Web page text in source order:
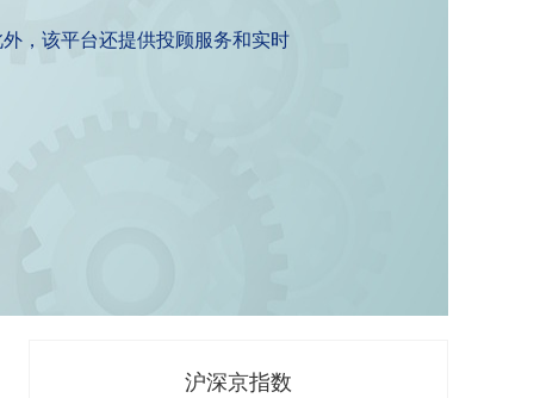
，该平台还提供投顾服务和实时
沪深京指数